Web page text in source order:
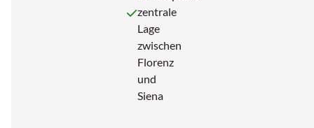
zentrale
Lage
zwischen
Florenz
und
Siena